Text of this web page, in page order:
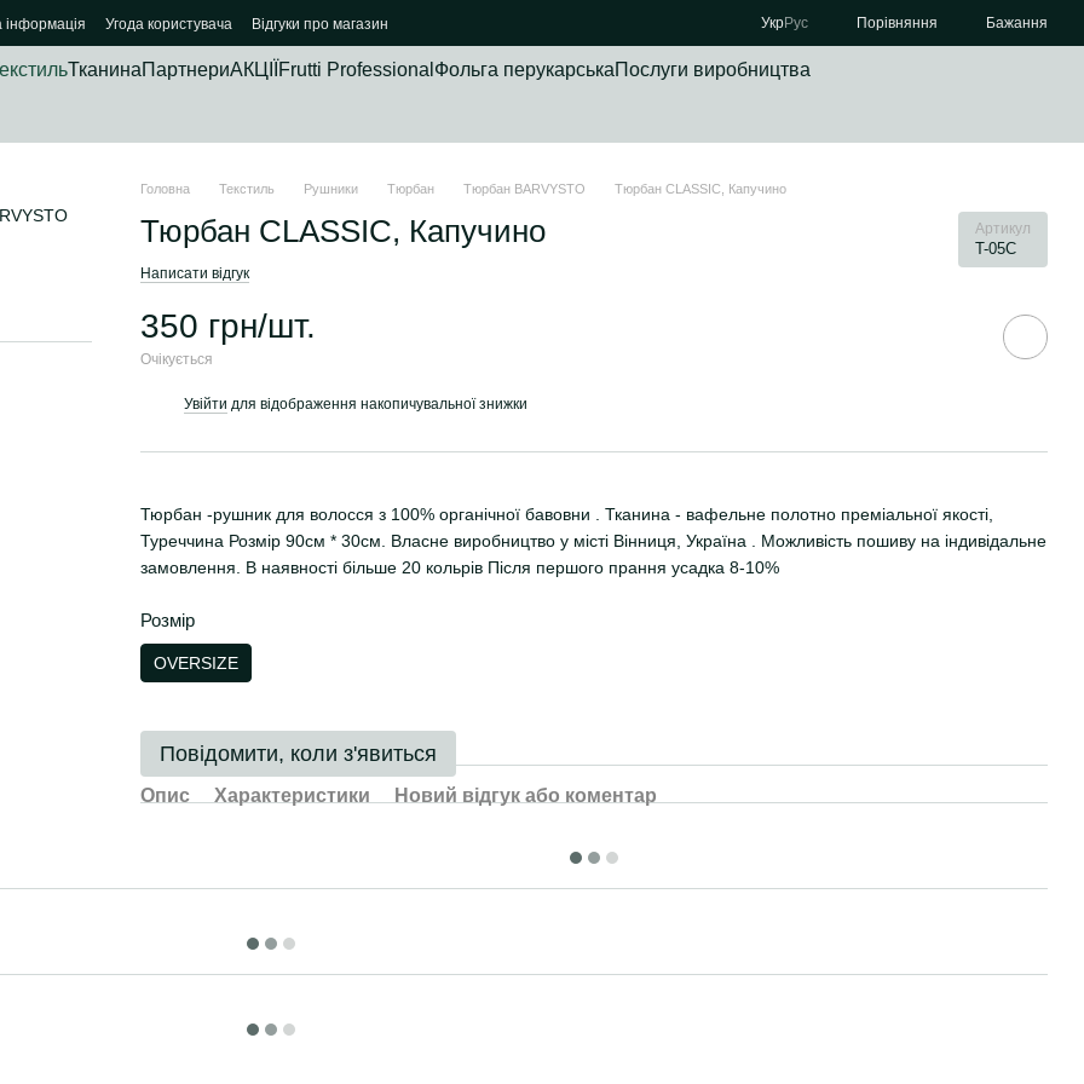
інформація Угода користувача Відгуки про магазин УкрРус Порівняння Бажання
ТканинаПартнериАКЦІЇ Frutti Professional Фольга перукарськаПослуги виробництва
Головна Текстиль Рушники Тюрбан Тюрбан BARVYSTO Тюрбан CLASSIC, Капучино
Тюрбан CLASSIC, Капучино Артикул
T-05C
Написати відгук
350 грн/шт.
Очікується
Увійти для відображення накопичувальної знижки
Тюрбан -рушник для волосся з 100% органічної бавовни . Тканина - вафельне полотно преміальної якості,
Туреччина Розмір 90см * 30см. Власне виробництво у місті Вінниця, Україна . Можливість пошиву на індивідальне
замовлення. В наявності більше 20 кольрів Після першого прання усадка 8-10%
Розмір
OVERSIZE
Повідомити, коли з'явиться
Опис Характеристики Новий відгук або коментар